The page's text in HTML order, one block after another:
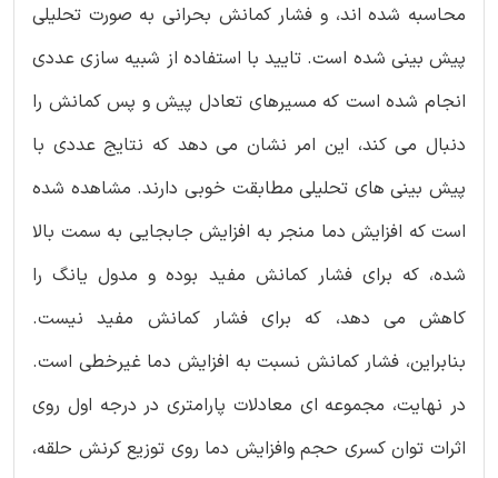
محاسبه شده اند، و فشار کمانش بحرانی به صورت تحلیلی
پیش بینی شده است. تایید با استفاده از شبیه سازی عددی
انجام شده است که مسیرهای تعادل پیش و پس کمانش را
دنبال می کند، این امر نشان می دهد که نتایج عددی با
پیش بینی های تحلیلی مطابقت خوبی دارند. مشاهده شده
است که افزایش دما منجر به افزایش جابجایی به سمت بالا
شده، که برای فشار کمانش مفید بوده و مدول یانگ را
کاهش می دهد، که برای فشار کمانش مفید نیست.
بنابراین، فشار کمانش نسبت به افزایش دما غیرخطی است.
در نهایت، مجموعه ای معادلات پارامتری در درجه اول روی
اثرات توان کسری حجم وافزایش دما روی توزیع کرنش حلقه،